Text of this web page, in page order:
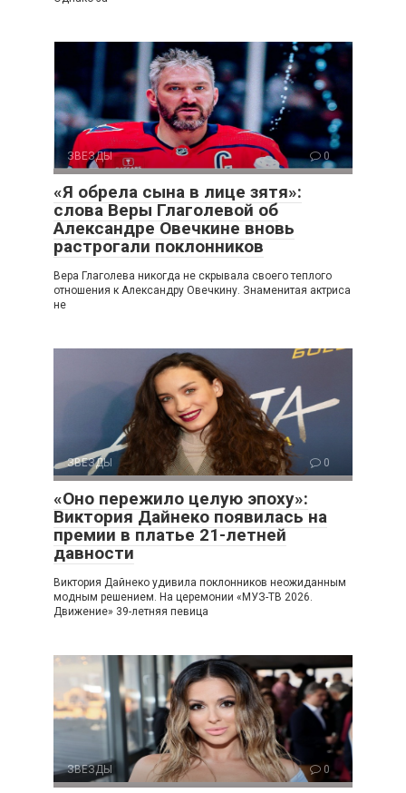
ЗВЕЗДЫ 0
«Я обрела сына в лице зятя»:
слова Веры Глаголевой об
Александре Овечкине вновь
растрогали поклонников
Вера Глаголева никогда не скрывала своего теплого
отношения к Александру Овечкину. Знаменитая актриса
не
ЗВЕЗДЫ 0
«Оно пережило целую эпоху»:
Виктория Дайнеко появилась на
премии в платье 21-летней
давности
Виктория Дайнеко удивила поклонников неожиданным
модным решением. На церемонии «МУЗ-ТВ 2026.
Движение» 39-летняя певица
ЗВЕЗДЫ 0